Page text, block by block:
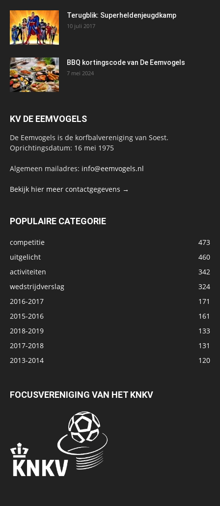
Terugblik: Superheldenjeugdkamp
10 juli 2017
BBQ kortingscode van De Eemvogels
7 mei 2024
KV DE EEMVOGELS
De Eemvogels is de korfbalvereniging van Soest.
Oprichtingsdatum: 16 mei 1975
Algemeen mailadres: info@eemvogels.nl
Bekijk hier meer contactgegevens →
POPULAIRE CATEGORIE
competitie
473
uitgelicht
460
activiteiten
342
wedstrijdverslag
324
2016-2017
171
2015-2016
161
2018-2019
133
2017-2018
131
2013-2014
120
FOCUSVERENIGING VAN HET KNKV